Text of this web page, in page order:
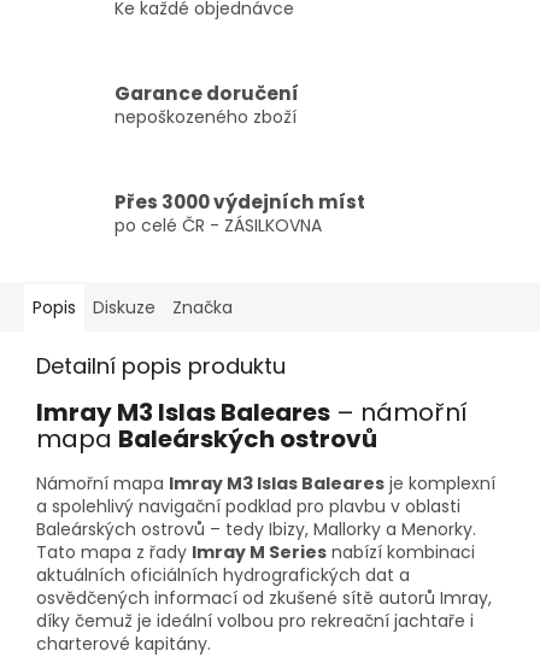
Ke každé objednávce
Garance doručení
nepoškozeného zboží
Přes 3000 výdejních míst
po celé ČR - ZÁSILKOVNA
Popis Diskuze Značka
Detailní popis produktu
Imray M3 Islas Baleares – námořní
mapa Baleárských ostrovů
Námořní mapa Imray M3 Islas Baleares je komplexní
a spolehlivý navigační podklad pro plavbu v oblasti
Baleárských ostrovů – tedy Ibizy, Mallorky a Menorky.
Tato mapa z řady Imray M Series nabízí kombinaci
aktuálních oficiálních hydrografických dat a
osvědčených informací od zkušené sítě autorů Imray,
díky čemuž je ideální volbou pro rekreační jachtaře i
charterové kapitány.